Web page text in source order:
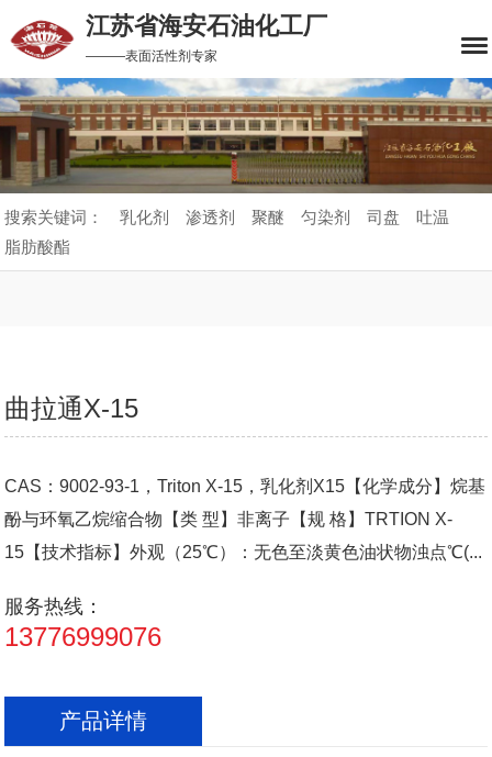
江苏省海安石油化工厂
———表面活性剂专家
搜索关键词： 乳化剂 渗透剂 聚醚 匀染剂 司盘
吐温
脂肪酸酯
曲拉通X-15
CAS：9002-93-1，Triton X-15，乳化剂X15【化学成分】烷基
酚与环氧乙烷缩合物【类 型】非离子【规 格】TRTION X-
15【技术指标】外观（25℃）：无色至淡黄色油状物浊点℃(...
服务热线：
13776999076
产品详情